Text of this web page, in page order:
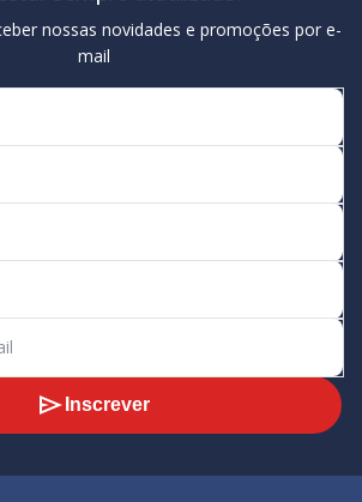
nossas novidades e promoções por e-
mail
Inscrever